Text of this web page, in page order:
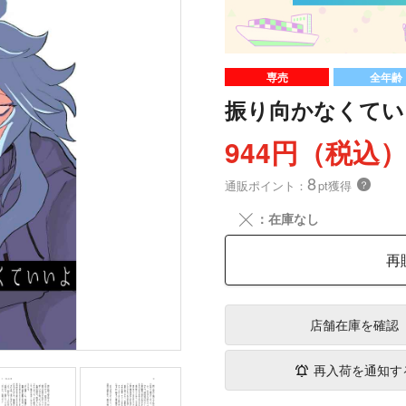
専売 全年齢
振り向かなくて
944円（税込）
通販ポイント： 8pt獲得 ？
╳ ：在庫なし
再
店舗在庫を確認
再入荷を通知す